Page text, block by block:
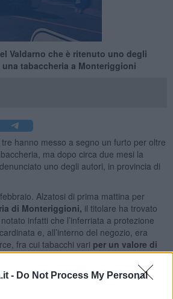
- Do Not Process My Personal
Valdarno che è ritenuto uno degli
tabaccheria a Monteriggioni
tre hanno messo a segno un furto per oltre
ma dopo circa due mesi la
uno degli autori, in provincia di
Alzatosi di prima mattina per
di Monteriggioni, il titolare ha trovato
infatti che l’inferriata a protezione
e, all’interno del negozio, era
fra cui tabacchi vari per un valore di
giorno prima dal suo fornitore,1800 euro
importi, sigarette elettroniche, per un
e circa 100 euro in monetedal fondo